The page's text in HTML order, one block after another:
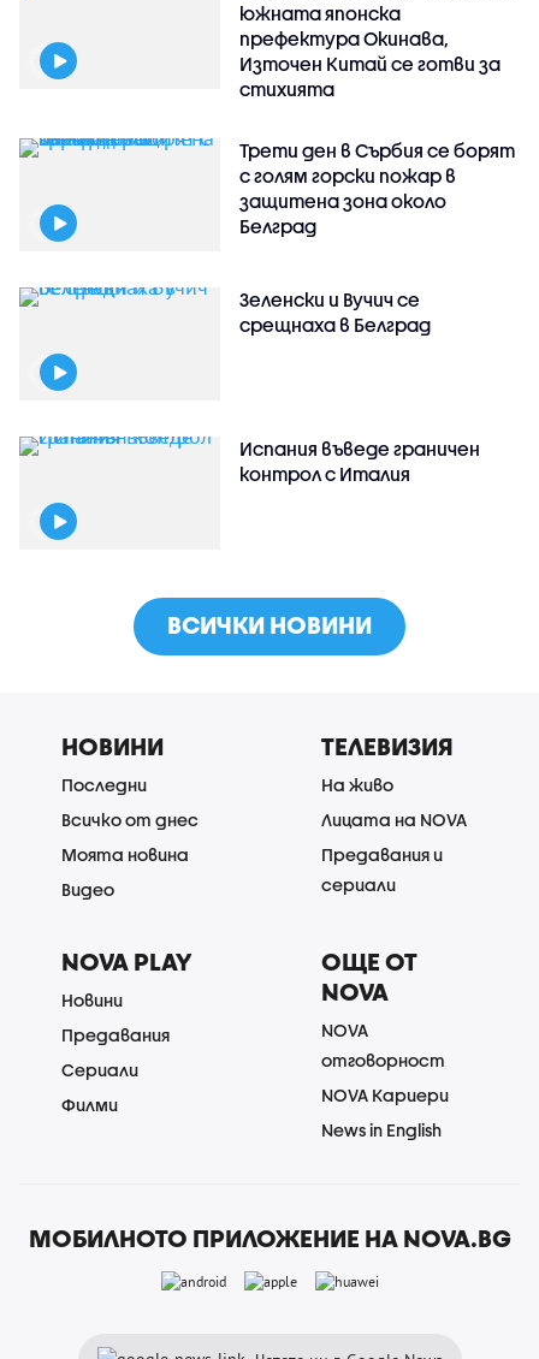
южната японска
префектура Окинава,
Източен Китай се готви за
стихията
Трети ден в Сърбия се борят
с голям горски пожар в
защитена зона около
Белград
Зеленски и Вучич се
срещнаха в Белград
Испания въведе граничен
контрол с Италия
ВСИЧКИ НОВИНИ
НОВИНИ
Последни
Всичко от днес
Моята новина
Видео
ТЕЛЕВИЗИЯ
На живо
Лицата на NOVA
Предавания и
сериали
NOVA PLAY
Новини
Предавания
Сериали
Филми
ОЩЕ ОТ
NOVA
NOVA
отговорност
NOVA Кариери
News in English
МОБИЛНОТО ПРИЛОЖЕНИЕ НА NOVA.BG